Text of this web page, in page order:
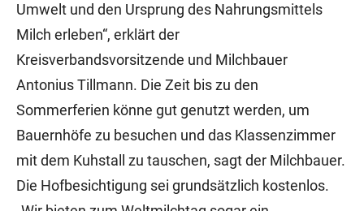
Umwelt und den Ursprung des Nahrungsmittels
Milch erleben“, erklärt der
Kreisverbandsvorsitzende und Milchbauer
Antonius Tillmann. Die Zeit bis zu den
Sommerferien könne gut genutzt werden, um
Bauernhöfe zu besuchen und das Klassenzimmer
mit dem Kuhstall zu tauschen, sagt der Milchbauer.
Die Hofbesichtigung sei grundsätzlich kostenlos.